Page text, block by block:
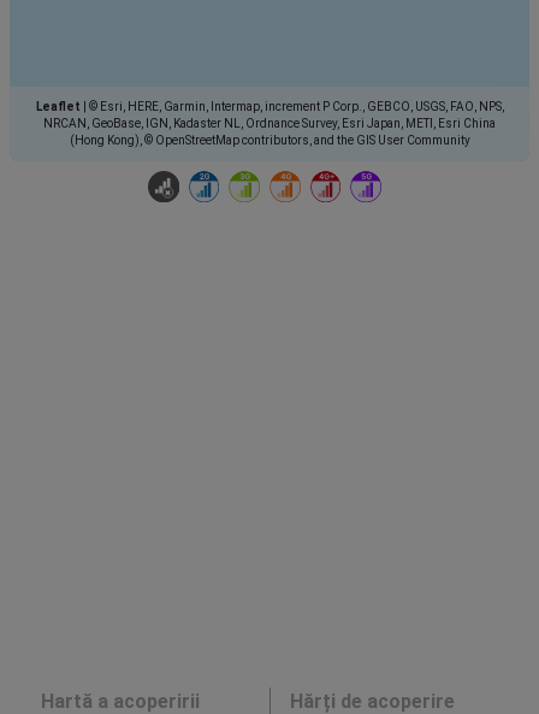
Leaflet
© Esri, HERE, Garmin, Intermap, increment P Corp., GEBCO, USGS, FAO, NPS,
NRCAN, GeoBase, IGN, Kadaster NL, Ordnance Survey, Esri Japan, METI, Esri China
(Hong Kong), © OpenStreetMap contributors, and the GIS User Community
Hartă a acoperirii
Hărți de acoperire